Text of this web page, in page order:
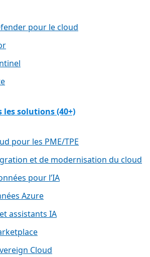
pour le cloud
solutions (40+)
pour les PME/TPE
et de modernisation du cloud
pour l’IA
Azure
assistants IA
Cloud